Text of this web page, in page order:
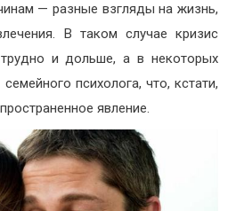
— разные взгляды на жизнь,
В таком случае кризис
и дольше, а в некоторых
психолога, что, кстати,
явление.